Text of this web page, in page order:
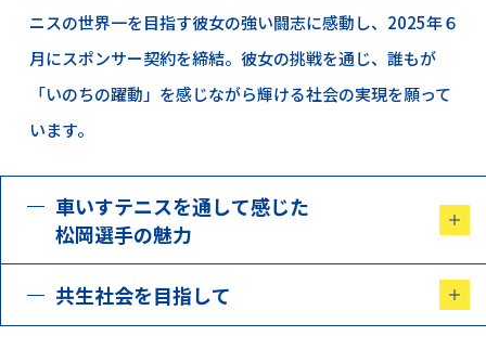
ニスの世界一を目指す彼女の強い闘志に感動し、2025年６
月にスポンサー契約を締結。彼女の挑戦を通じ、誰もが
「いのちの躍動」を感じながら輝ける社会の実現を願って
います。
車いすテニスを通して感じた
松岡選手の魅力
車いすテニスは、車いす操作の巧みさ、瞬時の判断、2バ
共生社会を目指して